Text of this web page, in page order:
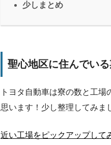
少しまとめ
聖心地区に住んでい
トヨタ自動車は寮の数と工
思います！少し整理してみま
近い工場をピックアップして